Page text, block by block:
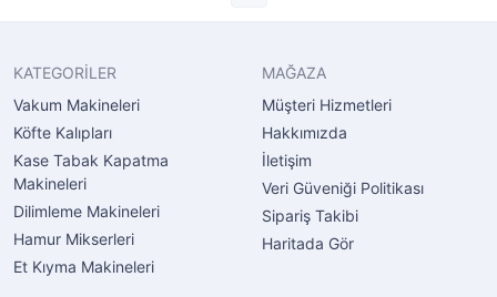
KATEGORİLER
Vakum Makineleri
Köfte Kalıpları
Kase Tabak Kapatma
Makineleri
Dilimleme Makineleri
Hamur Mikserleri
Et Kıyma Makineleri
MAĞAZA
Müşteri Hizmetleri
Hakkımızda
İletişim
Veri Güveniği Politikası
Sipariş Takibi
Haritada Gör